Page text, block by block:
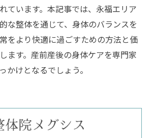
ています。本記事では、永福エリア
な整体を通じて、身体のバランスを
をより快適に過ごすための方法と価
ます。産前産後の身体ケアを専門家
かけとなるでしょう。